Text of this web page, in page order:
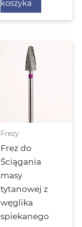
koszyka
Frezy
Frez do
Ściągania
masy
tytanowej z
węglika
spiekanego